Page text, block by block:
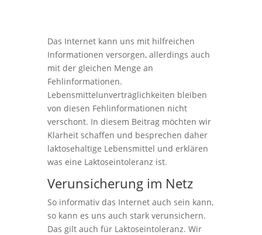
Das Internet kann uns mit hilfreichen
Informationen versorgen, allerdings auch
mit der gleichen Menge an
Fehlinformationen.
Lebensmittelunverträglichkeiten bleiben
von diesen Fehlinformationen nicht
verschont. In diesem Beitrag möchten wir
Klarheit schaffen und besprechen daher
laktosehaltige Lebensmittel und erklären
was eine Laktoseintoleranz ist.
Verunsicherung im Netz
So informativ das Internet auch sein kann,
so kann es uns auch stark verunsichern.
Das gilt auch für Laktoseintoleranz. Wir